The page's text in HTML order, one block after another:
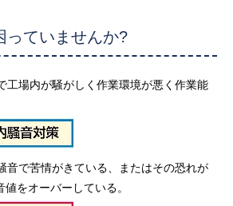
っていませんか?
工場内が騒がしく作業環境が悪く作業能
音で苦情がきている、またはその恐れが
をオーバーしている。